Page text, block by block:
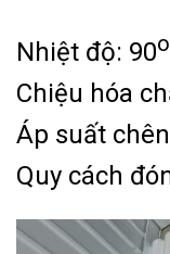
Nhiệt độ: 90o
Chiệu hóa
Áp suất
Quy cách